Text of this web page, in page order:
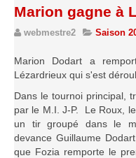
Bretagne Jeunes 2012
Les compétitions
Les équipes Adultes
Les équipes Jeunes
Les championnats
Les tournois
Les scolaires
Marion gagne à
webmestre2 Saison
Marion Dodart a
Lézardrieux qui s'est
Dans le tournoi principal,
par le M.I. J-P. Le Roux,
un tir groupé dans le
devance Guillaume
que Fozia remporte le